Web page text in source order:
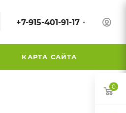
+7-915-401-91-17
КАРТА САЙТА
0